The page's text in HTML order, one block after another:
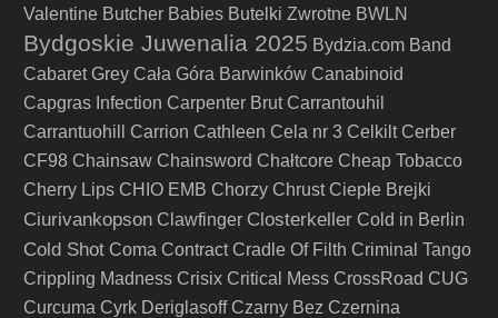
Valentine Butcher Babies Butelki Zwrotne BWLN
Bydgoskie Juwenalia 2025 Bydzia.com Band
Cabaret Grey Cała Góra Barwinków Canabinoid
Capgras Infection Carpenter Brut Carrantouhil
Carrantuohill
Carrion Cathleen Cela nr 3 Celkilt Cerber
CF98 Chainsaw Chainsword Chałtcore Cheap Tobacco
Cherry Lips CHIO EMB Chorzy Chrust Ciepłe Brejki
Ciurivankopson Clawfinger Closterkeller Cold in Berlin
Cold Shot Coma Contract Cradle Of Filth Criminal Tango
Crippling Madness Crisix Critical Mess CrossRoad CUG
Curcuma Cyrk Deriglasoff Czarny Bez Czernina